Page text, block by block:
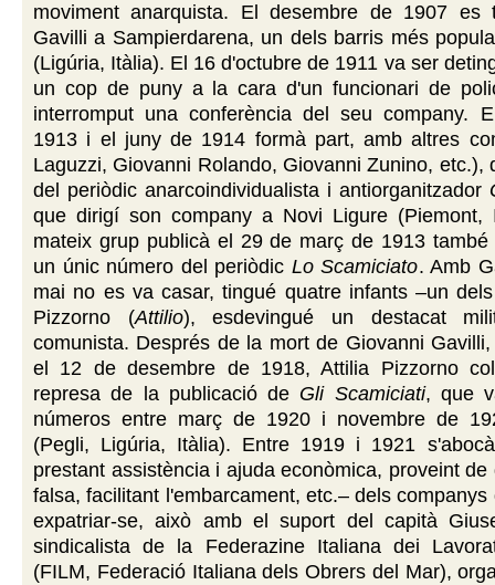
moviment anarquista. El desembre de 1907 es
Gavilli a Sampierdarena, un dels barris més
(Ligúria, Itàlia). El 16 d'octubre de 1911 va ser
un cop de puny a la cara d'un funcionari de
interromput una conferència del seu company.
1913 i el juny de 1914 formà part, amb altres
Laguzzi, Giovanni Rolando, Giovanni Zunino, etc.),
del periòdic anarcoindividualista i antiorganitzador
que dirigí son company a Novi Ligure (Piemont,
mateix grup publicà el 29 de març de 1913
un únic número del periòdic Lo Scamiciato. Amb
mai no es va casar, tingué quatre infants –un
Pizzorno (Attilio), esdevingué un destacat
comunista. Després de la mort de Giovanni
el 12 de desembre de 1918, Attilia Pizzorno
represa de la publicació de Gli Scamiciati, que
números entre març de 1920 i novembre de
(Pegli, Ligúria, Itàlia). Entre 1919 i 1921
prestant assistència i ajuda econòmica, proveint de
falsa, facilitant l'embarcament, etc.– dels companys
expatriar-se, això amb el suport del capità
sindicalista de la Federazine Italiana dei
(FILM, Federació Italiana dels Obrers del Mar),